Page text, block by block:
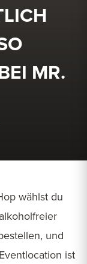
MR.
wählst du
und
ist